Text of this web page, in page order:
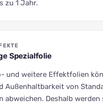
zu 1 Jahr.
Spezialfolie
und weitere Effektfolien
Außenhaltbarkeit von
abweichen. Deshalb werden